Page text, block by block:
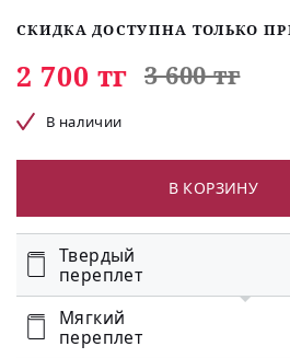
СКИДКА ДОСТУПНА ТОЛЬКО
2 700 тг 3 600 тг
В наличии
В КОРЗИНУ
Твердый
переплет
Мягкий
переплет